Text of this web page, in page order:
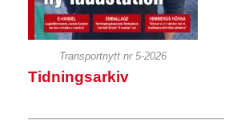
Transportnytt nr 5-2026
Tidningsarkiv